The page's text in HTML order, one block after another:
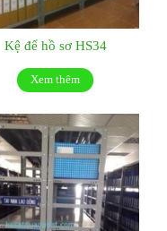
Kệ để hồ sơ HS34
Xem thêm